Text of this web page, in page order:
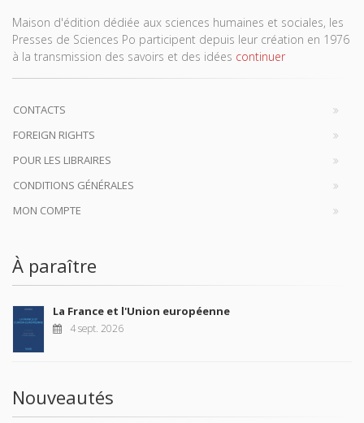
Maison d'édition dédiée aux sciences humaines et sociales, les
Presses de Sciences Po participent depuis leur création en 1976
à la transmission des savoirs et des idées continuer
CONTACTS
FOREIGN RIGHTS
POUR LES LIBRAIRES
CONDITIONS GÉNÉRALES
MON COMPTE
À paraître
La France et l'Union européenne
4 sept. 2026
Nouveautés